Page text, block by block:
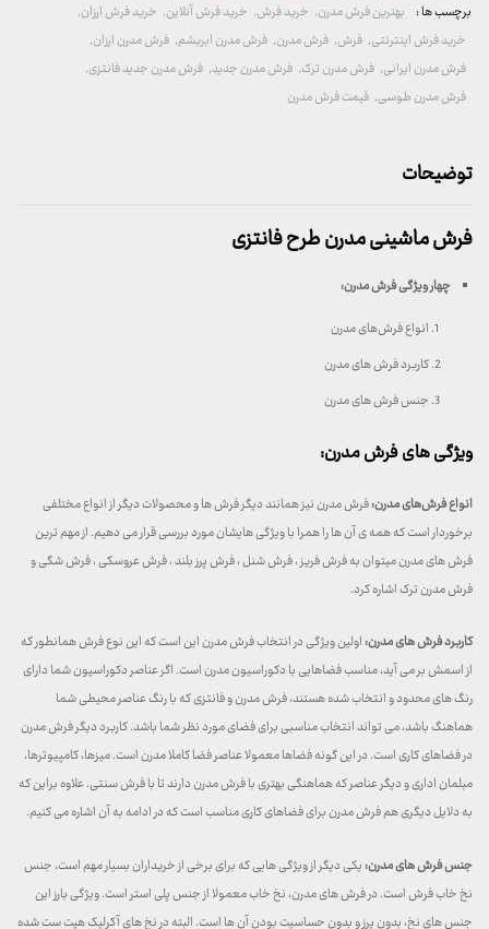
برچسب ها : بهترین فرش مدرن, خرید فرش, خرید فرش آنلاین, خرید فرش ارزان,
خرید فرش اینترنتی, فرش, فرش مدرن, فرش مدرن ابریشم, فرش مدرن ارزان,
فرش مدرن ایرانی, فرش مدرن ترک, فرش مدرن جدید, فرش مدرن جدید فانتزی,
فرش مدرن طوسی, قیمت فرش مدرن
توضیحات
فرش ماشینی مدرن طرح فانتزی
چهار ویژگی فرش مدرن:
انواع فرش‌های مدرن
کاربرد فرش های مدرن
جنس فرش های مدرن
ویژگی های فرش مدرن:
انواع فرش‌های مدرن:فرش مدرن نیز همانند دیگر فرش ها و محصولات دیگر از انواع مختلفی
برخوردار است که همه ی آن ها را همرا با ویژگی هایشان مورد بررسی قرار می دهیم. از مهم ترین
فرش های مدرن میتوان به فرش فریز ، فرش شنل ، فرش پرز بلند ، فرش عروسکی ، فرش شگی و
فرش مدرن ترک اشاره کرد.
کاربرد فرش های مدرن:اولین ویژگی در انتخاب فرش مدرن این است که این نوع فرش همانطور که
از اسمش بر می آید، مناسب فضاهایی با دکوراسیون مدرن است. اگر عناصر دکوراسیون شما دارای
رنگ های محدود و انتخاب شده هستند، فرش مدرن و فانتزی که با رنگ عناصر محیطی شما
هماهنگ باشد، می تواند انتخاب مناسبی برای فضای مورد نظر شما باشد. کاربرد دیگر فرش مدرن
در فضاهای کاری است. در این گونه فضاها معمولا عناصر فضا کاملا مدرن است. میزها، کامپیوترها،
مبلمان اداری و دیگر عناصر که هماهنگی بهتری با فرش مدرن دارند تا با فرش سنتی. علاوه براین که
به دلایل دیگری هم فرش مدرن برای فضاهای کاری مناسب است که در ادامه به آن اشاره می کنیم.
جنس فرش های مدرن:یکی دیگر از ویژگی هایی که برای برخی از خریداران بسیار مهم است، جنس
نخ خاب فرش است. در فرش های مدرن، نخ خاب معمولا از جنس پلی استر است. ویژگی بارز این
جنس های نخ، بدون پرز و بدون حساسیت بودن آن ها است. البته در نخ های آکرلیک هیت ست شده